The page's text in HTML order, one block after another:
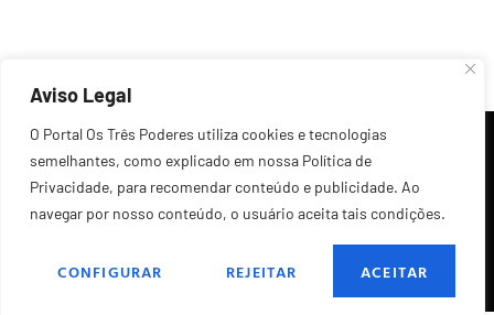
Aviso Legal
O Portal Os Três Poderes utiliza cookies e tecnologias
semelhantes, como explicado em nossa Política de
Privacidade, para recomendar conteúdo e publicidade. Ao
navegar por nosso conteúdo, o usuário aceita tais condições.
CONFIGURAR REJEITAR ACEITAR
©2026 Todos os Direitos Reservados.